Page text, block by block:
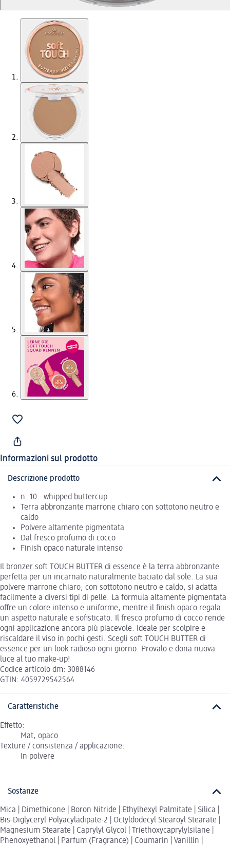
Informazioni sul prodotto
Descrizione prodotto
n. 10 - whipped buttercup
Terra abbronzante marrone chiaro con sottotono neutro e
caldo
Polvere altamente pigmentata
Dal fresco profumo di cocco
Finish opaco naturale intenso
Il bronzer soft TOUCH BUTTER di essence è la terra abbronzante
perfetta per un incarnato naturalmente baciato dal sole. La sua
polvere marrone chiaro, con sottotono neutro e caldo, si adatta
facilmente a diversi tipi di pelle. La formula altamente pigmentata
offre un colore intenso e uniforme, mentre il finish opaco regala
un aspetto naturale e sofisticato. Il fresco profumo di cocco rende
ogni applicazione ancora più piacevole. Ideale per scolpire e
riscaldare il viso in pochi gesti. Scegli soft TOUCH BUTTER di
essence per un look radioso ogni giorno. Provalo e dona nuova
luce al tuo make-up!
Codice articolo dm: 3088146
GTIN: 4059729542564
Caratteristiche
Effetto:
Mat, opaco
Texture / consistenza / applicazione:
In polvere
Sostanze
Mica | Dimethicone | Boron Nitride | Ethylhexyl Palmitate | Silica |
Bis-Diglyceryl Polyacyladipate-2 | Octyldodecyl Stearoyl Stearate |
Magnesium Stearate | Caprylyl Glycol | Triethoxycaprylylsilane |
Phenoxyethanol | Parfum (Fragrance) | Coumarin | Vanillin |